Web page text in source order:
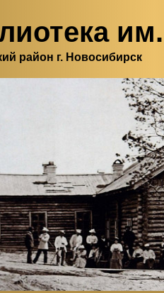
район г. Новосибирск